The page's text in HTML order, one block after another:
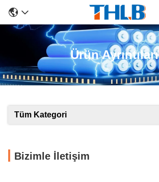
Ürün Ayrıntıları
Tüm Kategori
Bizimle İletişim